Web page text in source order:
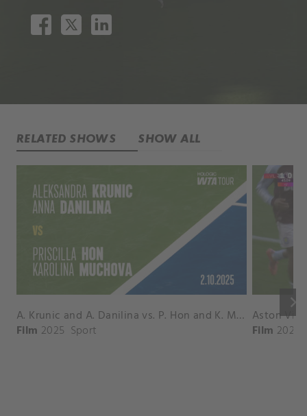
RELATED SHOWS SHOW ALL
keyboard_arrow_right
A. Krunic and A. Danilina vs. P. Hon and K. Muchova Match Highlights - BEIJING_Capital Group Diamond ( October 02, 2025)
Film 2025 Sport Film 2026